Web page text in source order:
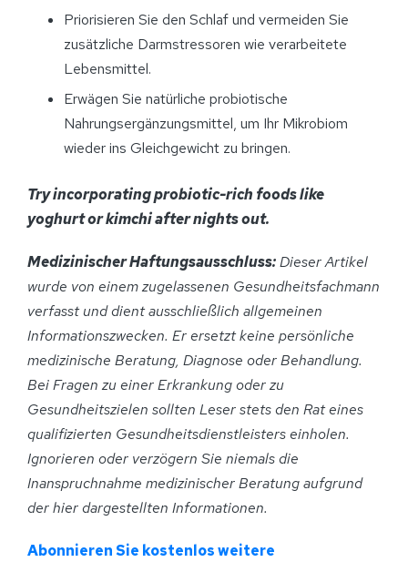
Priorisieren Sie den Schlaf und vermeiden Sie
zusätzliche Darmstressoren wie verarbeitete
Lebensmittel.
Erwägen Sie natürliche probiotische
Nahrungsergänzungsmittel, um Ihr Mikrobiom
wieder ins Gleichgewicht zu bringen.
Try incorporating probiotic-rich foods like
yoghurt or kimchi after nights out.
Medizinischer Haftungsausschluss:Dieser Artikel
wurde von einem zugelassenen Gesundheitsfachmann
verfasst und dient ausschließlich allgemeinen
Informationszwecken. Er ersetzt keine persönliche
medizinische Beratung, Diagnose oder Behandlung.
Bei Fragen zu einer Erkrankung oder zu
Gesundheitszielen sollten Leser stets den Rat eines
qualifizierten Gesundheitsdienstleisters einholen.
Ignorieren oder verzögern Sie niemals die
Inanspruchnahme medizinischer Beratung aufgrund
der hier dargestellten Informationen.
Abonnieren Sie kostenlos weitere